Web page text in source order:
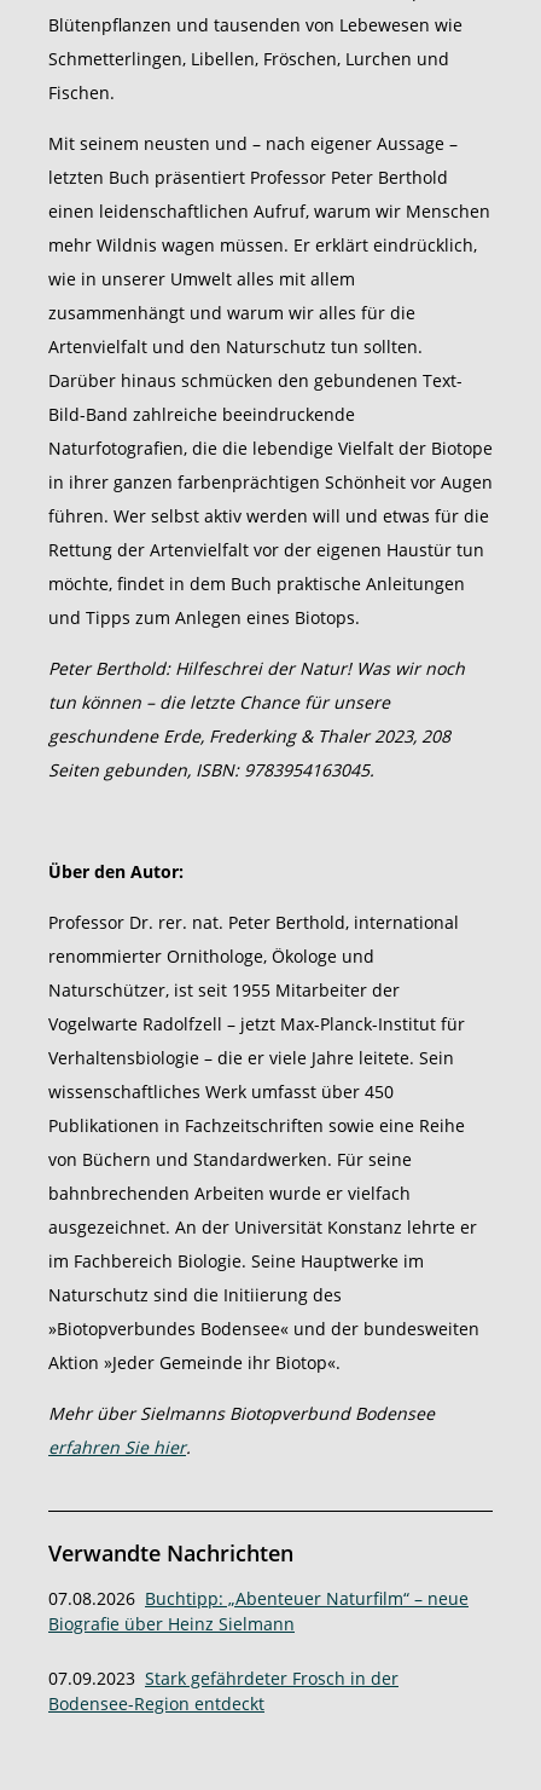
Blütenpflanzen und tausenden von Lebewesen wie
Schmetterlingen, Libellen, Fröschen, Lurchen und
Fischen.
Mit seinem neusten und – nach eigener Aussage –
letzten Buch präsentiert Professor Peter Berthold
einen leidenschaftlichen Aufruf, warum wir Menschen
mehr Wildnis wagen müssen. Er erklärt eindrücklich,
wie in unserer Umwelt alles mit allem
zusammenhängt und warum wir alles für die
Artenvielfalt und den Naturschutz tun sollten.
Darüber hinaus schmücken den gebundenen Text-
Bild-Band zahlreiche beeindruckende
Naturfotografien, die die lebendige Vielfalt der Biotope
in ihrer ganzen farbenprächtigen Schönheit vor Augen
führen. Wer selbst aktiv werden will und etwas für die
Rettung der Artenvielfalt vor der eigenen Haustür tun
möchte, findet in dem Buch praktische Anleitungen
und Tipps zum Anlegen eines Biotops.
Peter Berthold: Hilfeschrei der Natur! Was wir noch
tun können – die letzte Chance für unsere
geschundene Erde, Frederking & Thaler 2023, 208
Seiten gebunden, ISBN: 9783954163045.
Über den Autor:
Professor Dr. rer. nat. Peter Berthold, international
renommierter Ornithologe, Ökologe und
Naturschützer, ist seit 1955 Mitarbeiter der
Vogelwarte Radolfzell – jetzt Max-Planck-Institut für
Verhaltensbiologie – die er viele Jahre leitete. Sein
wissenschaftliches Werk umfasst über 450
Publikationen in Fachzeitschriften sowie eine Reihe
von Büchern und Standardwerken. Für seine
bahnbrechenden Arbeiten wurde er vielfach
ausgezeichnet. An der Universität Konstanz lehrte er
im Fachbereich Biologie. Seine Hauptwerke im
Naturschutz sind die Initiierung des
»Biotopverbundes Bodensee« und der bundesweiten
Aktion »Jeder Gemeinde ihr Biotop«.
Mehr über Sielmanns Biotopverbund Bodensee
erfahren Sie hier.
Verwandte Nachrichten
07.08.2026 Buchtipp: „Abenteuer Naturfilm“ – neue
Biografie über Heinz Sielmann
07.09.2023 Stark gefährdeter Frosch in der
Bodensee-Region entdeckt